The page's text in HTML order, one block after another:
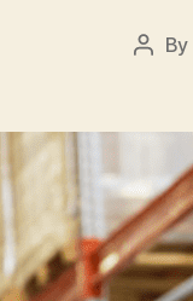
Post
By